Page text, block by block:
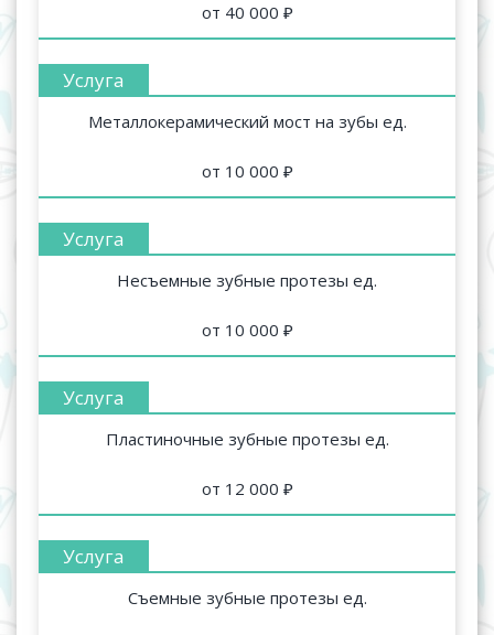
от 40 000 ₽
Металлокерамический мост на зубы ед.
от 10 000 ₽
Несъемные зубные протезы ед.
от 10 000 ₽
Пластиночные зубные протезы ед.
от 12 000 ₽
Съемные зубные протезы ед.